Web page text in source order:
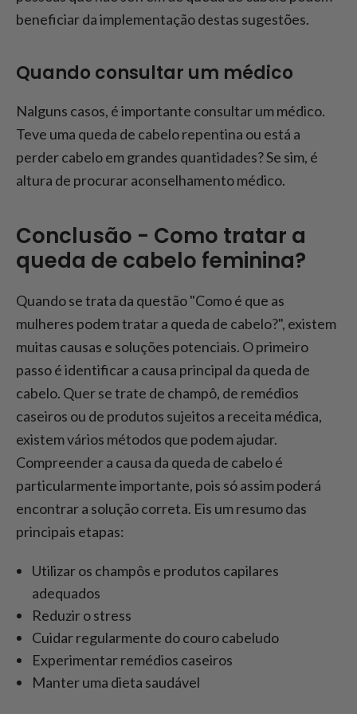
beneficiar da implementação destas sugestões.
Quando consultar um médico
Nalguns casos, é importante consultar um médico.
Teve uma queda de cabelo repentina ou está a
perder cabelo em grandes quantidades? Se sim, é
altura de procurar aconselhamento médico.
Conclusão - Como tratar a
queda de cabelo feminina?
Quando se trata da questão "Como é que as
mulheres podem tratar a queda de cabelo?", existem
muitas causas e soluções potenciais. O primeiro
passo é identificar a causa principal da queda de
cabelo. Quer se trate de champô, de remédios
caseiros ou de produtos sujeitos a receita médica,
existem vários métodos que podem ajudar.
Compreender a causa da queda de cabelo é
particularmente importante, pois só assim poderá
encontrar a solução correta. Eis um resumo das
principais etapas:
Utilizar os champôs e produtos capilares
adequados
Reduzir o stress
Cuidar regularmente do couro cabeludo
Experimentar remédios caseiros
Manter uma dieta saudável